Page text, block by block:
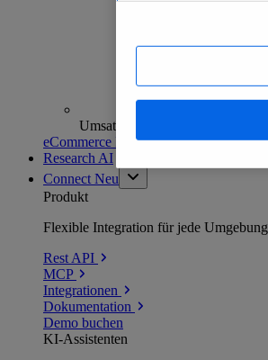
Umsatzanalysen und -prognosen
eCommerce Insights entdecken
Research AI
Connect Neu
Produkt
Flexible Integration für jede Umgebung
Rest API
MCP
Integrationen
Dokumentation
Demo buchen
KI-Assistenten